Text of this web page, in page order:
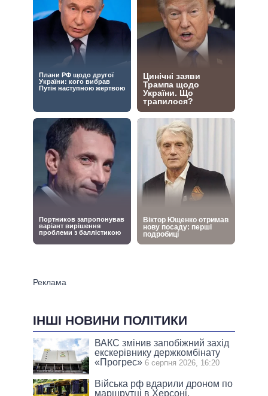
ІНШІ НОВИНИ ПОЛІТИКИ
ВАКС змінив запобіжний захід
екскерівнику держкомбінату
«Прогрес» 6 серпня 2026, 16:20
Війська рф вдарили дроном по
маршрутці в Херсоні,